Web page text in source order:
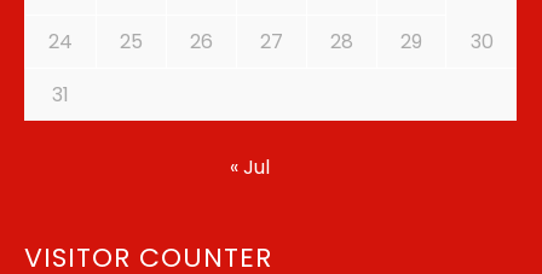
24
25 26 27 28 29
30
31
« Jul
VISITOR COUNTER